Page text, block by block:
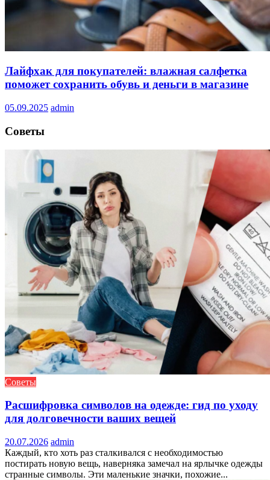
Лайфхак для покупателей: влажная салфетка
поможет сохранить обувь и деньги в магазине
05.09.2025 admin
Советы
Советы
Расшифровка символов на одежде: гид по уходу
для долговечности ваших вещей
20.07.2026 admin
Каждый, кто хоть раз сталкивался с необходимостью
постирать новую вещь, наверняка замечал на ярлычке одежды
странные символы. Эти маленькие значки, похожие...